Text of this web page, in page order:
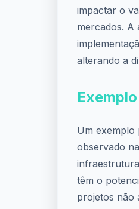
impactar o
mercados. A
alterando a
Um exemplo
observado
têm o
projetos não